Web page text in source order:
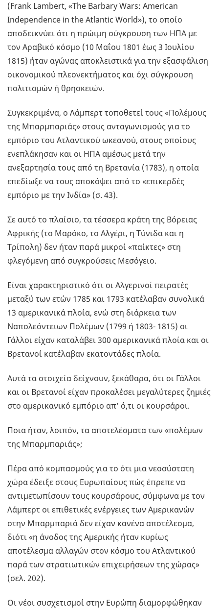
(Frank Lambert, «The Barbary Wars: American
Independence in the Atlantic World»), το οποίο
αποδεικνύει ότι η πρώιμη σύγκρουση των ΗΠΑ με
τον Αραβικό κόσμο (10 Μαΐου 1801 έως 3 Ιουλίου
1815) ήταν αγώνας αποκλειστικά για την εξασφάλιση
οικονομικού πλεονεκτήματος και όχι σύγκρουση
πολιτισμών ή θρησκειών.
Συγκεκριμένα, ο Λάμπερτ τοποθετεί τους «Πολέμους
της Μπαρμπαριάς» στους ανταγωνισμούς για το
εμπόριο του Ατλαντικού ωκεανού, στους οποίους
ενεπλάκησαν και οι ΗΠΑ αμέσως μετά την
ανεξαρτησία τους από τη Βρετανία (1783), η οποία
επεδίωξε να τους αποκόψει από το «επικερδές
εμπόριο με την Ινδία» (σ. 43).
Σε αυτό το πλαίσιο, τα τέσσερα κράτη της Βόρειας
Αφρικής (το Μαρόκο, το Αλγέρι, η Τύνιδα και η
Τρίπολη) δεν ήταν παρά μικροί «παίκτες» στη
φλεγόμενη από συγκρούσεις Μεσόγειο.
Είναι χαρακτηριστικό ότι οι Αλγερινοί πειρατές
μεταξύ των ετών 1785 και 1793 κατέλαβαν συνολικά
13 αμερικανικά πλοία, ενώ στη διάρκεια των
Ναπολεόντειων Πολέμων (1799 ή 1803- 1815) οι
Γάλλοι είχαν καταλάβει 300 αμερικανικά πλοία και οι
Βρετανοί κατέλαβαν εκατοντάδες πλοία.
Αυτά τα στοιχεία δείχνουν, ξεκάθαρα, ότι οι Γάλλοι
και οι Βρετανοί είχαν προκαλέσει μεγαλύτερες ζημιές
στο αμερικανικό εμπόριο απ’ ό,τι οι κουρσάροι.
Ποια ήταν, λοιπόν, τα αποτελέσματα των «πολέμων
της Μπαρμπαριάς»;
Πέρα από κομπασμούς για το ότι μια νεοσύστατη
χώρα έδειξε στους Ευρωπαίους πώς έπρεπε να
αντιμετωπίσουν τους κουρσάρους, σύμφωνα με τον
Λάμπερτ οι επιθετικές ενέργειες των Αμερικανών
στην Μπαρμπαριά δεν είχαν κανένα αποτέλεσμα,
διότι «η άνοδος της Αμερικής ήταν κυρίως
αποτέλεσμα αλλαγών στον κόσμο του Ατλαντικού
παρά των στρατιωτικών επιχειρήσεων της χώρας»
(σελ. 202).
Οι νέοι συσχετισμοί στην Ευρώπη διαμορφώθηκαν